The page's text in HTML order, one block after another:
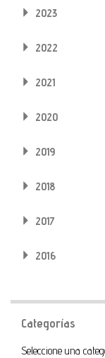
2023
2022
2021
2020
2019
2018
2017
2016
Categorías
Categoría
Seleccione una